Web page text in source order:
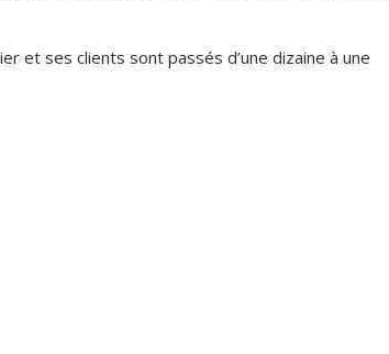
et ses clients sont passés d’une dizaine à une